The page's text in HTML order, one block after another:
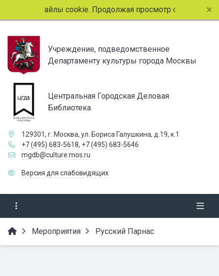
файлы cookie. Продолжая просмотр страниц
Учреждение, подведомственное
Департаменту культуры города Москвы
Центральная Городская Деловая
Библиотека
129301, г. Москва, ул. Бориса Галушкина, д.19, к.1
+7 (495) 683-5618, +7 (495) 683-5646
mgdb@culture.mos.ru
Версия для слабовидящих
Мероприятия Русский Парнас